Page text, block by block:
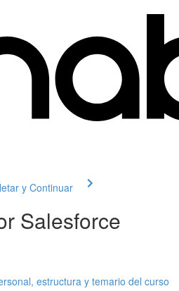
y Continuar
Salesforce
estructura y temario del curso